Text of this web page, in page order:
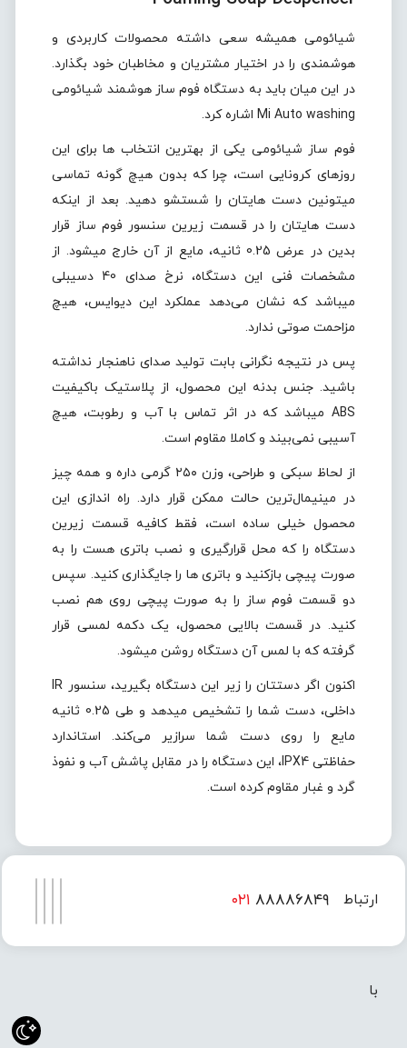
شیائومی همیشه سعی داشته محصولات کاربردی و
هوشمندی را در اختیار مشتریان و مخاطبان خود بگذارد.
در این میان باید به دستگاه فوم ساز هوشمند شیائومی
Mi Auto washing اشاره کرد.
فوم ساز شیائومی یکی از بهترین انتخاب ها برای این
روزهای کرونایی است، چرا که بدون هیچ گونه تماسی
میتونین دست هایتان را شستشو دهید. بعد از اینکه
دست هایتان را در قسمت زیرین سنسور فوم ساز قرار
بدین در عرض 0.25 ثانیه، مایع از آن خارج میشود. از
مشخصات فنی این دستگاه، نرخ صدای 40 دسیبلی
میباشد که نشان می‌دهد عملکرد این دیوایس، هیچ
مزاحمت صوتی ندارد.
پس در نتیجه نگرانی بابت تولید صدای ناهنجار نداشته
باشید. جنس بدنه این محصول، از پلاستیک باکیفیت
ABS میباشد که در اثر تماس با آب و رطوبت، هیچ
آسیبی نمی‌بیند و کاملا مقاوم است.
از لحاظ سبکی و طراحی، وزن ۲۵۰ گرمی داره و همه چیز
در مینیمال‌ترین حالت ممکن قرار دارد. راه اندازی این
محصول خیلی ساده است، فقط کافیه قسمت زیرین
دستگاه را که محل قرارگیری و نصب باتری هست را به
صورت پیچی بازکنید و باتری ها را جایگذاری کنید. سپس
دو قسمت فوم ساز را به صورت پیچی روی هم نصب
کنید. در قسمت بالایی محصول، یک دکمه لمسی قرار
گرفته که با لمس آن دستگاه روشن میشود.
اکنون اگر دستتان را زیر این دستگاه بگیرید، سنسور IR
داخلی، دست شما را تشخیص میدهد و طی 0.25 ثانیه
مایع را روی دست شما سرازیر می‌کند. استاندارد
حفاظتی IPX4، این دستگاه را در مقابل پاشش آب و نفوذ
گرد و غبار مقاوم کرده است.
ارتباط
با
۰۲۱ ۸۸۸۸۶۸۴۹